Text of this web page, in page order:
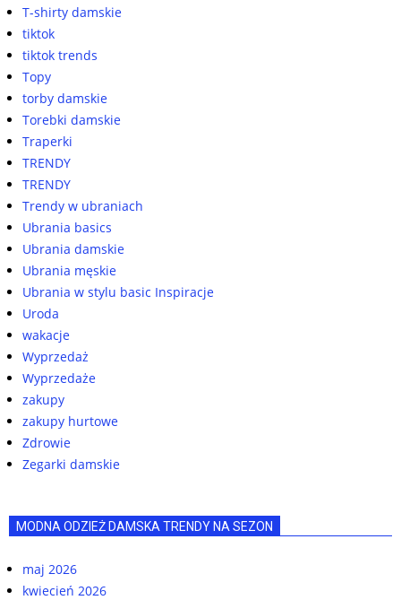
T-shirty damskie
tiktok
tiktok trends
Topy
torby damskie
Torebki damskie
Traperki
TRENDY
TRENDY
Trendy w ubraniach
Ubrania basics
Ubrania damskie
Ubrania męskie
Ubrania w stylu basic Inspiracje
Uroda
wakacje
Wyprzedaż
Wyprzedaże
zakupy
zakupy hurtowe
Zdrowie
Zegarki damskie
MODNA ODZIEŻ DAMSKA TRENDY NA SEZON
maj 2026
kwiecień 2026